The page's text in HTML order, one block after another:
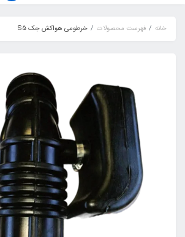
خانه فهرست محصولات خرطومی هواکش جک S5